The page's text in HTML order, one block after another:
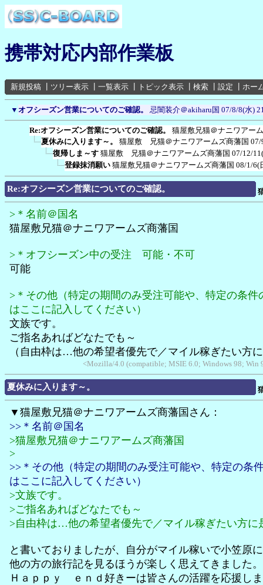
携帯対応内部作業板
新規投稿 ツリー表示 一覧表示 トピック表示 検索 設定 ホー
▼ オフシーズン営業についてのご確認。 忌闇装介＠akiharu国 07/8/8(水)
Re:オフシーズン営業についてのご確認。
猫屋敷兄猫＠ナニワアー
夏休みに入ります～。
猫屋敷 兄猫＠ナニワアームズ商藩国 07/
復帰しま～す 猫屋敷 兄猫＠ナニワアームズ商藩国 07/12/
登録抹消願い 猫屋敷兄猫＠ナニワアームズ商藩国 08/1/6(
Re:オフシーズン営業についてのご確認。
>＊名前＠国名
猫屋敷兄猫＠ナニワアームズ商藩国
>＊オフシーズン中の受注 可能・不可
可能
>＊その他（特定の期間のみ受注可能や、特定の条件
はここに記入してください）
文族です。
ご指名あればどなたでも～
（自由枠は…他の希望者優先で／マイル稼ぎたい方
<Mozilla/4.0 (compatible; MSIE 6.0; Windows 98;
夏休みに入ります～。
▼猫屋敷兄猫＠ナニワアームズ商藩国さん：
>>＊名前＠国名
>猫屋敷兄猫＠ナニワアームズ商藩国
>
>>＊その他（特定の期間のみ受注可能や、特定の条
はここに記入してください）
>文族です。
>ご指名あればどなたでも～
>自由枠は…他の希望者優先で／マイル稼ぎたい方に
と書いておりましたが、自分がマイル稼いで小笠原
他の方の旅行記を見るほうが楽しく思えてきました
Ｈａｐｐｙ ｅｎｄ好きーは皆さんの活躍を応援し